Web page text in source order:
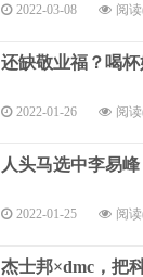
2022-03-08 阅
还缺敬业福？喝
2022-01-26 阅
人头马选中李易
2022-01-25 阅
杰士邦×dmc，把